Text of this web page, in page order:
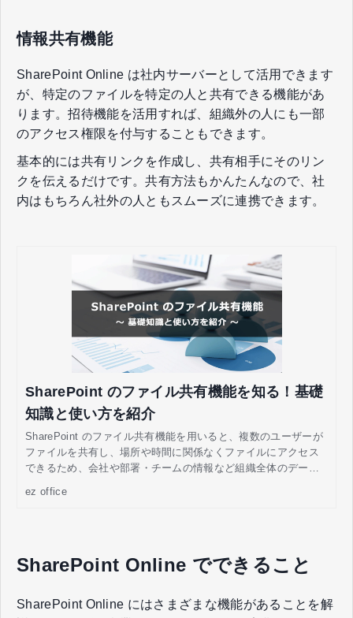
情報共有機能
SharePoint Online は社内サーバーとして活用できます
が、特定のファイルを特定の人と共有できる機能があ
ります。招待機能を活用すれば、組織外の人にも一部
のアクセス権限を付与することもできます。
基本的には共有リンクを作成し、共有相手にそのリン
クを伝えるだけです。共有方法もかんたんなので、社
内はもちろん社外の人ともスムーズに連携できます。
SharePoint のファイル共有機能を知る！基礎
知識と使い方を紹介
SharePoint のファイル共有機能を用いると、複数のユーザーが
ファイルを共有し、場所や時間に関係なくファイルにアクセス
できるため、会社や部署・チームの情報など組織全体のデータ
ez office
SharePoint Online でできること
SharePoint Online にはさまざまな機能があることを解